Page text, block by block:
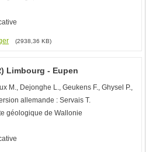
(2938,36 KB)
Limbourg - Eupen
M., Dejonghe L., Geukens F., Ghysel P.,
allemande : Servais T.
géologique de Wallonie